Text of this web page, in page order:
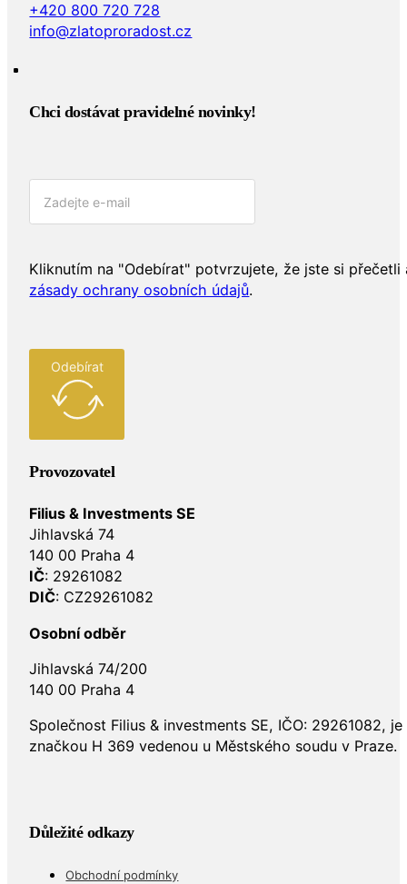
+420 800 720 728
info@zlatoproradost.cz
Chci dostávat pravidelné novinky!​
Kliknutím na "Odebírat" potvrzujete, že jste si přečetli
zásady ochrany osobních údajů.
Odebírat
Provozovatel
Filius & Investments SE
Jihlavská 74
140 00 Praha 4
IČ: 29261082
DIČ: CZ29261082
Osobní odběr
Jihlavská 74/200
140 00 Praha 4
Společnost Filius & investments SE, IČO: 29261082,
značkou H 369 vedenou u Městského soudu v Praze.
Důležité odkazy
Obchodní podmínky